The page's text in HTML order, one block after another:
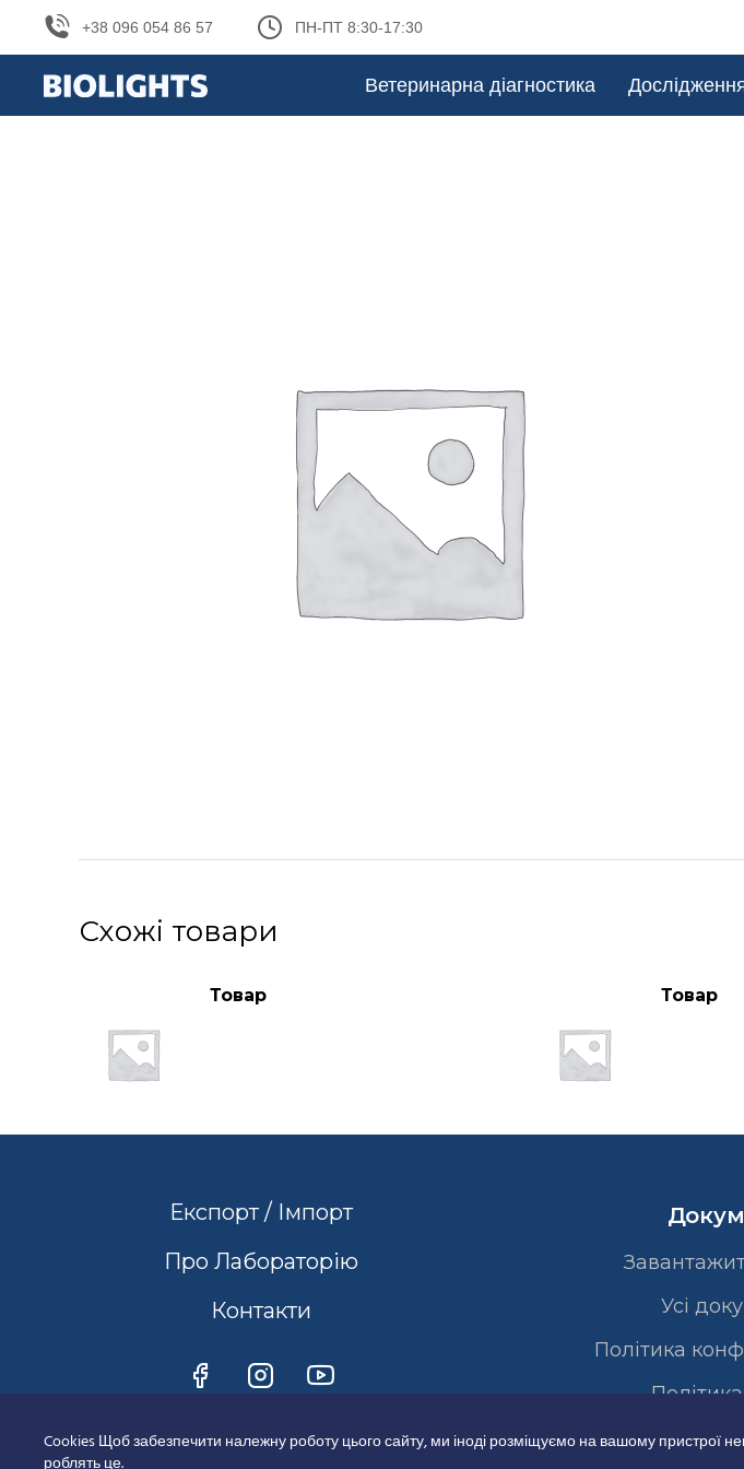
+38 096 054 86 57 ПН-ПТ 8:30-17:30
Ветеринарна діагностика
Схожі товари
Товар Товар
Експорт / Імпорт
Про Лабораторію
Контакти
Усі
Політика
Cookies Щоб забезпечити належну роботу цього сайту, ми іноді розміщуємо на вашому пристрої